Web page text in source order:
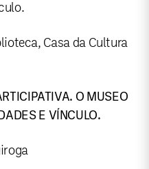
Casa da Cultura
O MUSEO
E VÍNCULO.